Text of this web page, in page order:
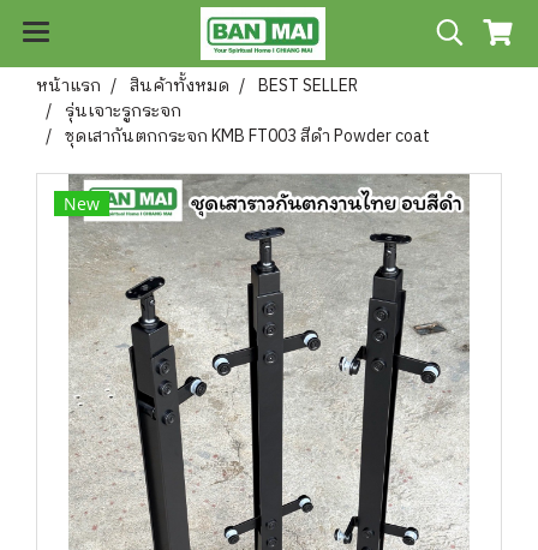
หน้าแรก สินค้าทั้งหมด
BEST SELLER
รุ่นเจาะรูกระจก
ชุดเสากันตกกระจก KMB FT003 สีดำ Powder coat
New